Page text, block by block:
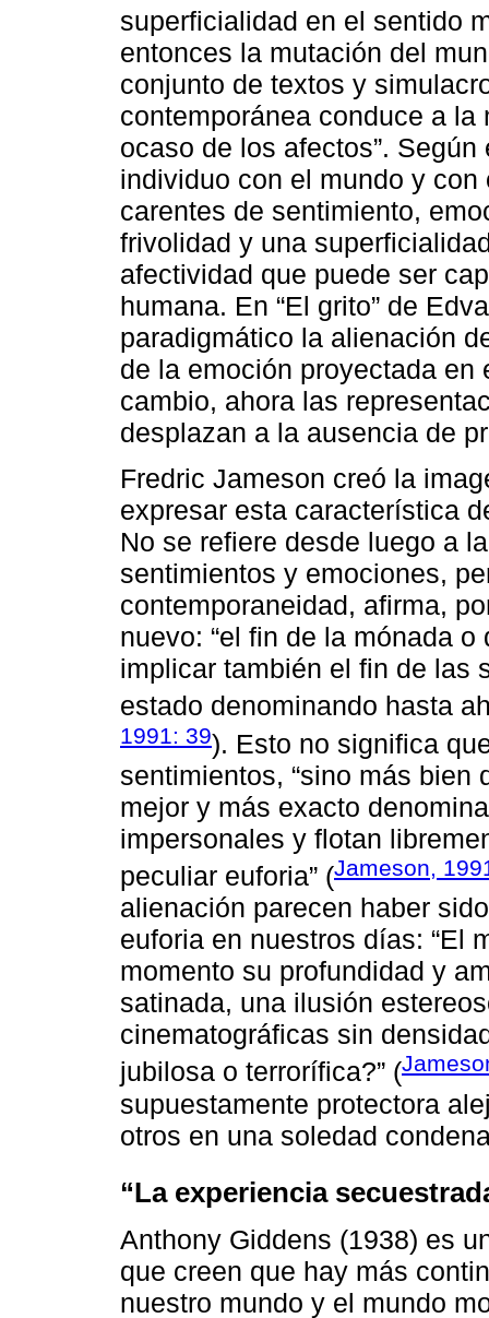
superficialidad en el sentido
entonces la mutación del
conjunto de textos y
contemporánea conduce a la
ocaso de los afectos”.
individuo con el mundo y
carentes de sentimiento,
frivolidad y una
afectividad que puede ser
humana. En “El grito” de
paradigmático la alienación
de la emoción proyectada
cambio, ahora las
desplazan a la ausencia de
Fredric Jameson creó la
expresar esta característica
No se refiere desde luego a
sentimientos y emociones,
contemporaneidad, afirma,
nuevo: “el fin de la mónada
implicar también el fin de las
estado denominando hasta
1991: 39). Esto no significa
sentimientos, “sino más
mejor y más exacto
impersonales y flotan
peculiar euforia” (Jameson,
alienación parecen haber
euforia en nuestros días: “El
momento su profundidad y
satinada, una ilusión
cinematográficas sin
jubilosa o terrorífica?” (
supuestamente protectora
otros en una soledad
“La experiencia
Anthony Giddens (1938) es
que creen que hay más
nuestro mundo y el mundo